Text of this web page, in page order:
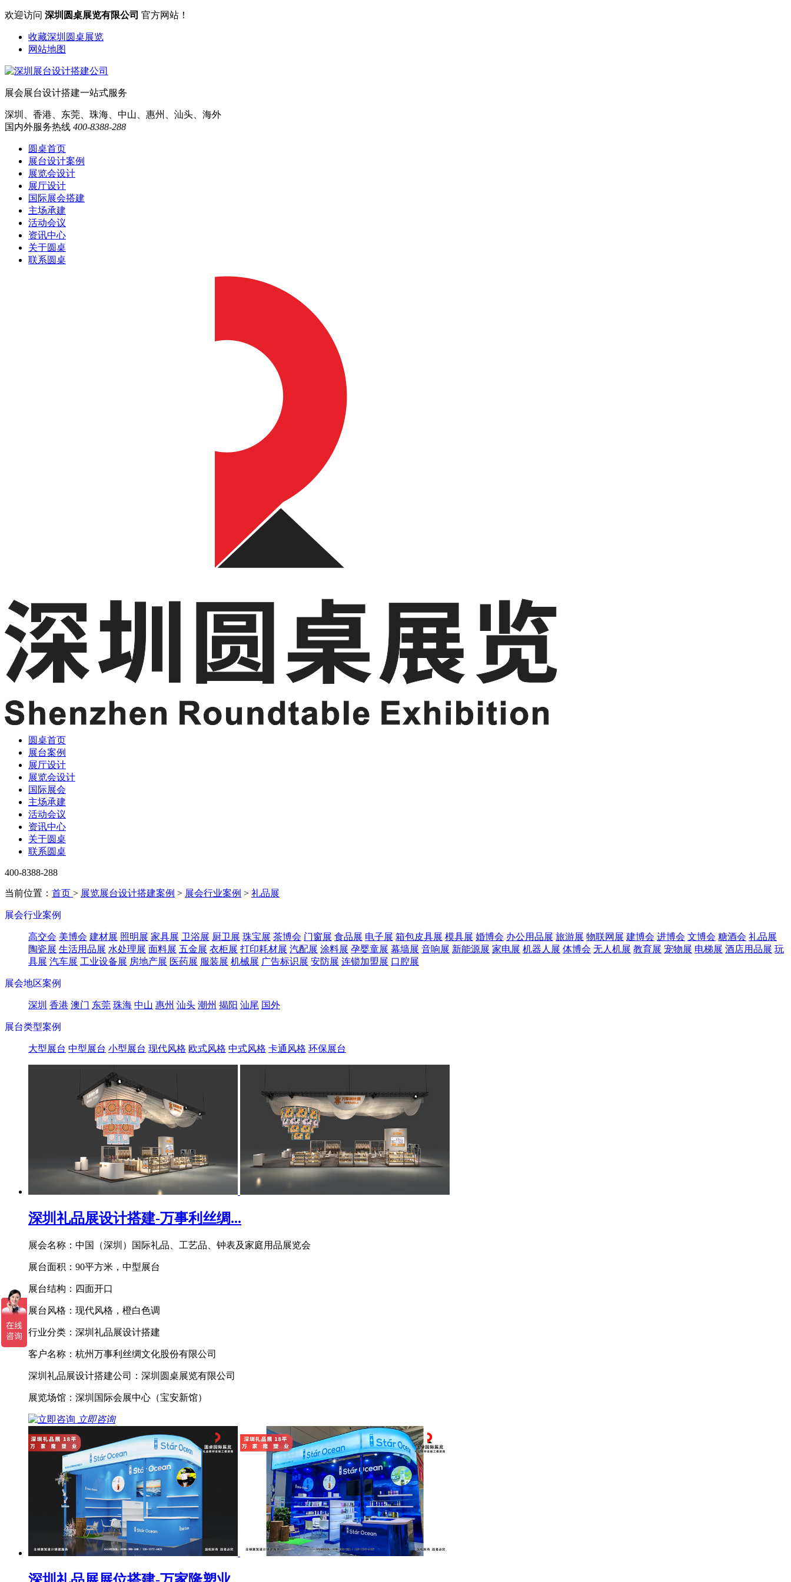
欢迎访问 深圳圆桌展览有限公司 官方网站！
收藏深圳圆桌展览
网站地图
展会展台设计搭建一站式服务
深圳、香港、东莞、珠海、中山、惠州、汕头、海外
国内外服务热线 400-8388-288
圆桌首页
展台设计案例
展览会设计
展厅设计
国际展会搭建
主场承建
活动会议
资讯中心
关于圆桌
联系圆桌
圆桌首页
展台案例
展厅设计
展览会设计
国际展会
主场承建
活动会议
资讯中心
关于圆桌
联系圆桌
400-8388-288
当前位置： 首页 > 展览展台设计搭建案例 > 展会行业案例 > 礼品展
展会行业案例
高交会 美博会 建材展 照明展 家具展 卫浴展 厨卫展 珠宝展 茶博会 门窗展 食品展 电子展 箱包皮具展 模具展 婚博会 办公用品展 旅游展 物联网展 建博会 进博会 文博会 糖酒会 礼品展
陶瓷展 生活用品展 水处理展 面料展 五金展 衣柜展 打印耗材展 汽配展 涂料展 孕婴童展 幕墙展 音响展 新能源展 家电展 机器人展 体博会 无人机展 教育展 宠物展 电梯展 酒店用品展 玩
具展 汽车展 工业设备展 房地产展 医药展 服装展 机械展 广告标识展 安防展 连锁加盟展 口腔展
展会地区案例
深圳 香港 澳门 东莞 珠海 中山 惠州 汕头 潮州 揭阳 汕尾 国外
展台类型案例
大型展台 中型展台 小型展台 现代风格 欧式风格 中式风格 卡通风格 环保展台
深圳礼品展设计搭建-万事利丝绸...
展会名称：中国（深圳）国际礼品、工艺品、钟表及家庭用品展览会
展台面积：90平方米，中型展台
展台结构：四面开口
展台风格：现代风格，橙白色调
行业分类：深圳礼品展设计搭建
客户名称：杭州万事利丝绸文化股份有限公司
深圳礼品展设计搭建公司：深圳圆桌展览有限公司
展览场馆：深圳国际会展中心（宝安新馆）
立即咨询